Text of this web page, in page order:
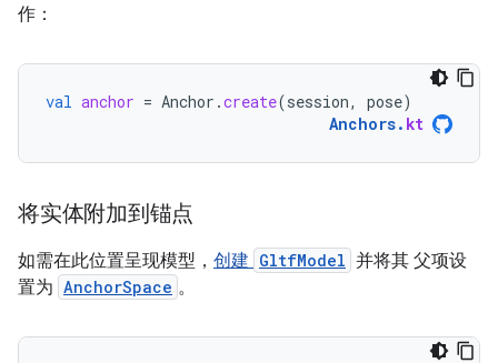
作：
val anchor = Anchor .create(session, pose)
Anchors. kt
将实体附加到锚点
如需在此位置呈现模型， 创建 GltfModel 并将其 父项设
置为 AnchorSpace 。